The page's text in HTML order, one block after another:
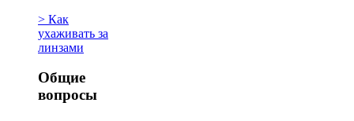
> Как
ухаживать за
линзами
Общие
вопросы